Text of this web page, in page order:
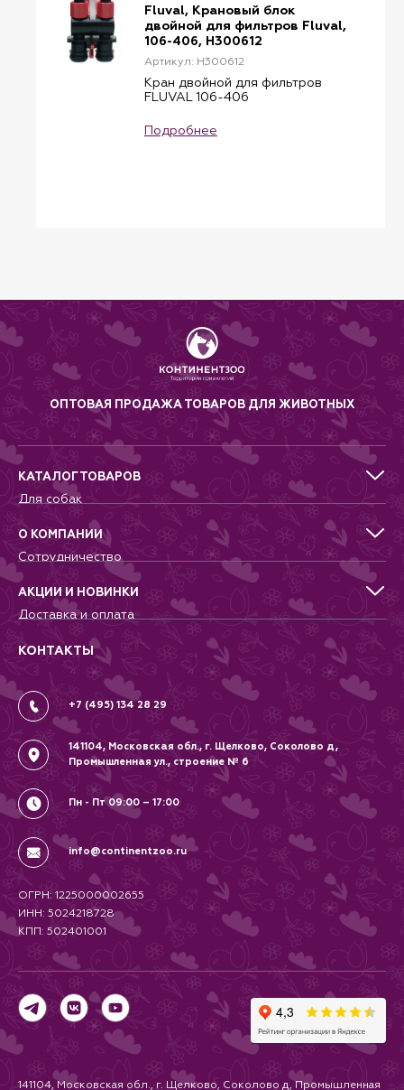
Fluval, Крановый блок
двойной для фильтров Fluval,
106-406, H300612
Артикул: H300612
Кран двойной для фильтров
FLUVAL 106-406
Подробнее
ОПТОВАЯ ПРОДАЖА ТОВАРОВ ДЛЯ ЖИВОТНЫХ
КАТАЛОГ ТОВАРОВ
Для собак
Для кошек
Для грызунов
Для птиц
Аквариумистика, пруд, море
Террариумистика
О КОМПАНИИ
Сотрудничество
Питомникам
Добрые дела
Новости
Контакты
Вопрос-Ответ
АКЦИИ И НОВИНКИ
Доставка и оплата
Гарантии и возврат
Вакансии
Политика
Соглашение
КОНТАКТЫ
+7 (495) 134 28 29
141104, Московская обл., г. Щелково, Соколово д,
Промышленная ул., строение № 6
Пн - Пт 09:00 – 17:00
info@continentzoo.ru
ОГРН: 1225000002655
ИНН: 5024218728
КПП: 502401001
141104, Московская обл., г. Щелково, Соколово д, Промышленная